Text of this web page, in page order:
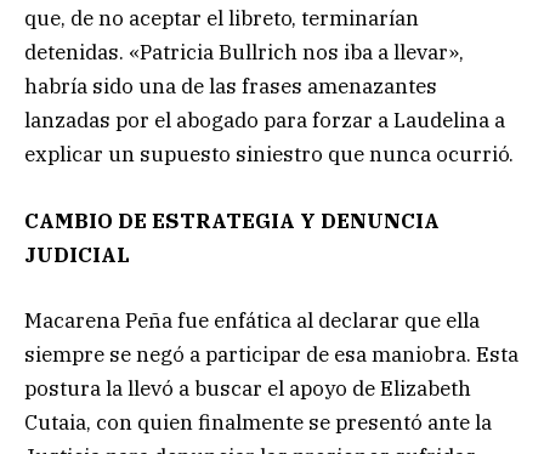
que, de no aceptar el libreto, terminarían
detenidas. «Patricia Bullrich nos iba a llevar»,
habría sido una de las frases amenazantes
lanzadas por el abogado para forzar a Laudelina a
explicar un supuesto siniestro que nunca ocurrió.
CAMBIO DE ESTRATEGIA Y DENUNCIA
JUDICIAL
Macarena Peña fue enfática al declarar que ella
siempre se negó a participar de esa maniobra. Esta
postura la llevó a buscar el apoyo de Elizabeth
Cutaia, con quien finalmente se presentó ante la